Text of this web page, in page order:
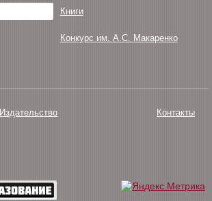
Книги
Конкурс им. А.С. Макаренко
Издательство Контакты